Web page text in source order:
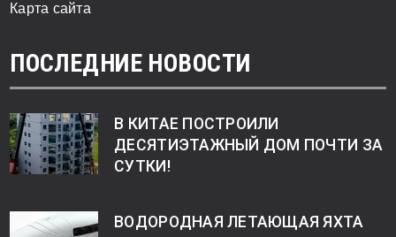
Карта сайта
ПОСЛЕДНИЕ НОВОСТИ
В КИТАЕ ПОСТРОИЛИ
ДЕСЯТИЭТАЖНЫЙ ДОМ ПОЧТИ ЗА
СУТКИ!
ВОДОРОДНАЯ ЛЕТАЮЩАЯ ЯХТА